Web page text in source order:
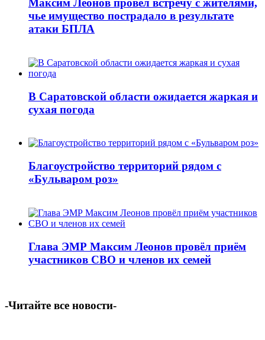
Максим Леонов провёл встречу с жителями,
чье имущество пострадало в результате
атаки БПЛА
В Саратовской области ожидается жаркая и
сухая погода
Благоустройство территорий рядом с
«Бульваром роз»
Глава ЭМР Максим Леонов провёл приём
участников СВО и членов их семей
-Читайте все новости-